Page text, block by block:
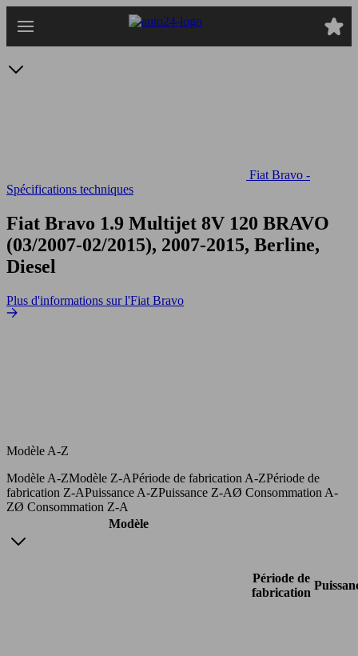
au
Fiat Bravo -
Spécifications techniques
Fiat Bravo 1.9 Multijet 8V 120 BRAVO
(03/2007-02/2015), 2007-2015, Berline,
Diesel
Plus d'informations sur l'Fiat Bravo
Modèle A-Z
Modèle A-ZModèle Z-APériode de fabrication A-ZPériode de
fabrication Z-APuissance A-ZPuissance Z-AØ Consommation A-
ZØ Consommation Z-A
Modèle
Période de
fabrication